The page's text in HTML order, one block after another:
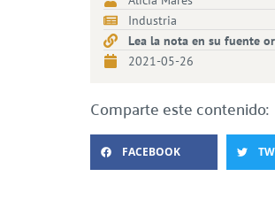
Industria
Lea la nota en su fuente
2021-05-26
Comparte este contenido:
FACEBOOK